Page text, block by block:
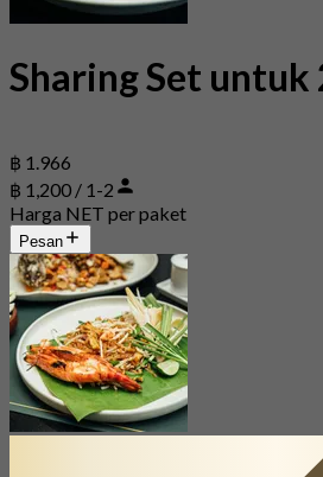
Sharing Set untuk
฿ 1.966
฿ 1,200 / 1-2
Harga NET per paket
Pesan